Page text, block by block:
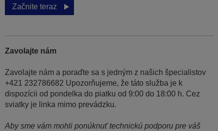
Začnite teraz
Zavolajte nám
Zavolajte nám a poraďte sa s jedným z našich špecialistov
+421 232786682 Upozorňujeme, že táto služba je k
dispozícii od pondelka do piatku od 9:00 do 18:00 h. Cez
sviatky je linka mimo prevádzku.
Aby sme vám mohli ponúknuť technickú podporu pre váš